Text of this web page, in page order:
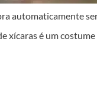
automaticamente
xícaras é um